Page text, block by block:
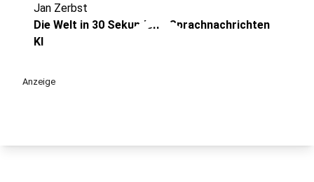
play_circle
Jan Zerbst
Die Welt in 30 Sekunden - Sprachnachrichten
KI
Anzeige